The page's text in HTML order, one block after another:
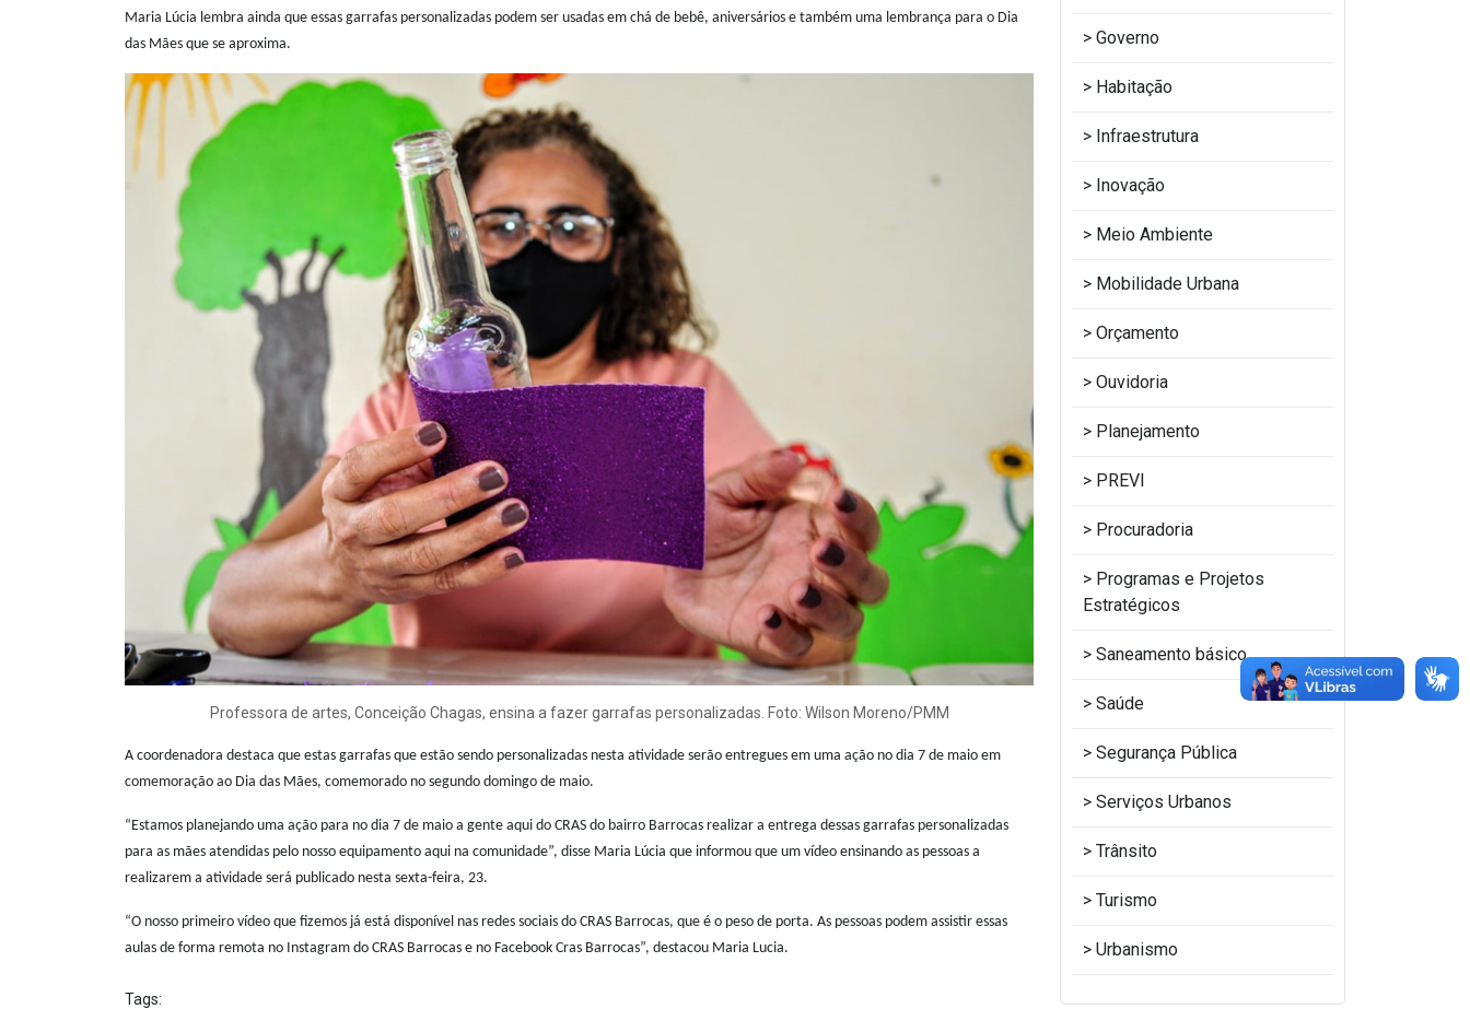
Maria Lúcia lembra ainda que essas garrafas personalizadas podem ser usadas em chá de bebê, aniversários e também uma lembrança para o Dia
das Mães que se aproxima.
Professora de artes, Conceição Chagas, ensina a fazer garrafas personalizadas. Foto: Wilson Moreno/PMM
A coordenadora destaca que estas garrafas que estão sendo personalizadas nesta atividade serão entregues em uma ação no dia 7 de maio em
comemoração ao Dia das Mães, comemorado no segundo domingo de maio.
“Estamos planejando uma ação para no dia 7 de maio a gente aqui do CRAS do bairro Barrocas realizar a entrega dessas garrafas personalizadas
para as mães atendidas pelo nosso equipamento aqui na comunidade”, disse Maria Lúcia que informou que um vídeo ensinando as pessoas a
realizarem a atividade será publicado nesta sexta-feira, 23.
“O nosso primeiro vídeo que fizemos já está disponível nas redes sociais do CRAS Barrocas, que é o peso de porta. As pessoas podem assistir essas
aulas de forma remota no Instagram do CRAS Barrocas e no Facebook Cras Barrocas”, destacou Maria Lucia.
Tags:
Governo
Habitação
Infraestrutura
Inovação
Meio Ambiente
Mobilidade Urbana
Orçamento
Ouvidoria
Planejamento
PREVI
Procuradoria
Programas e Projetos
Estratégicos
Saneamento básico
Saúde
Segurança Pública
Serviços Urbanos
Trânsito
Turismo
Urbanismo